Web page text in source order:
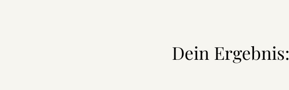
Dein Ergebnis: